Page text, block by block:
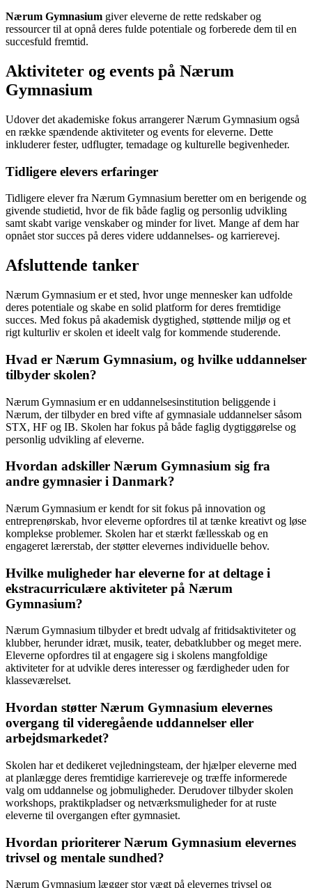
Nærum Gymnasium giver eleverne de rette redskaber og
ressourcer til at opnå deres fulde potentiale og forberede dem til en
succesfuld fremtid.
Aktiviteter og events på Nærum
Gymnasium
Udover det akademiske fokus arrangerer Nærum Gymnasium også
en række spændende aktiviteter og events for eleverne. Dette
inkluderer fester, udflugter, temadage og kulturelle begivenheder.
Tidligere elevers erfaringer
Tidligere elever fra Nærum Gymnasium beretter om en berigende og
givende studietid, hvor de fik både faglig og personlig udvikling
samt skabt varige venskaber og minder for livet. Mange af dem har
opnået stor succes på deres videre uddannelses- og karrierevej.
Afsluttende tanker
Nærum Gymnasium er et sted, hvor unge mennesker kan udfolde
deres potentiale og skabe en solid platform for deres fremtidige
succes. Med fokus på akademisk dygtighed, støttende miljø og et
rigt kulturliv er skolen et ideelt valg for kommende studerende.
Hvad er Nærum Gymnasium, og hvilke uddannelser
tilbyder skolen?
Nærum Gymnasium er en uddannelsesinstitution beliggende i
Nærum, der tilbyder en bred vifte af gymnasiale uddannelser såsom
STX, HF og IB. Skolen har fokus på både faglig dygtiggørelse og
personlig udvikling af eleverne.
Hvordan adskiller Nærum Gymnasium sig fra
andre gymnasier i Danmark?
Nærum Gymnasium er kendt for sit fokus på innovation og
entreprenørskab, hvor eleverne opfordres til at tænke kreativt og løse
komplekse problemer. Skolen har et stærkt fællesskab og en
engageret lærerstab, der støtter elevernes individuelle behov.
Hvilke muligheder har eleverne for at deltage i
ekstracurriculære aktiviteter på Nærum
Gymnasium?
Nærum Gymnasium tilbyder et bredt udvalg af fritidsaktiviteter og
klubber, herunder idræt, musik, teater, debatklubber og meget mere.
Eleverne opfordres til at engagere sig i skolens mangfoldige
aktiviteter for at udvikle deres interesser og færdigheder uden for
klasseværelset.
Hvordan støtter Nærum Gymnasium elevernes
overgang til videregående uddannelser eller
arbejdsmarkedet?
Skolen har et dedikeret vejledningsteam, der hjælper eleverne med
at planlægge deres fremtidige karriereveje og træffe informerede
valg om uddannelse og jobmuligheder. Derudover tilbyder skolen
workshops, praktikpladser og netværksmuligheder for at ruste
eleverne til overgangen efter gymnasiet.
Hvordan prioriterer Nærum Gymnasium elevernes
trivsel og mentale sundhed?
Nærum Gymnasium lægger stor vægt på elevernes trivsel og